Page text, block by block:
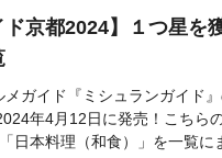
ド京都2024】１つ星を
ガイド『ミシュランガイド
年4月12日に発売！こちら
日本料理（和食）」を一覧に